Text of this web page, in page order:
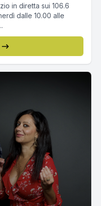
in diretta sui 106.6
dalle 10.00 alle